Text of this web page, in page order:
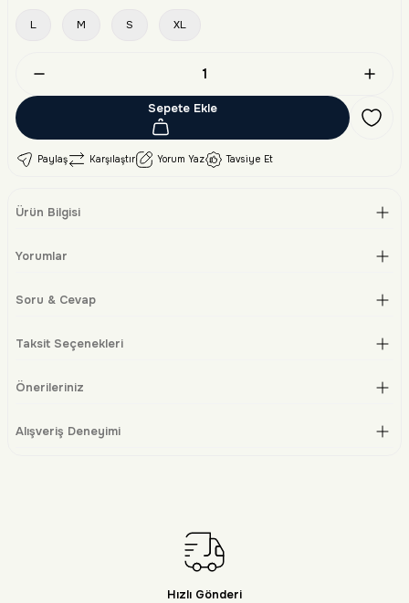
L M S XL
Sepete Ekle
Paylaş Karşılaştır Yorum Yaz Tavsiye Et
Ürün Bilgisi
Yorumlar
Soru & Cevap
Taksit Seçenekleri
Önerileriniz
Alışveriş Deneyimi
Hızlı Gönderi